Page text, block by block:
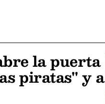
la puerta
piratas" y a